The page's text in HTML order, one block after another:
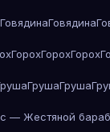
ГовядинаГовядина
ГорохГорохГорох
ГрушаГруша
— Жестяной